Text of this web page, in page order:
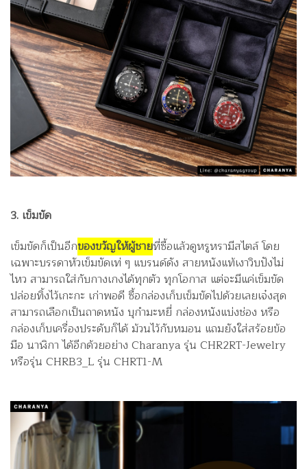
3. เข็มขัด
เข็มขัดก็เป็นอีกของขวัญให้ผู้ชายที่ซื้อแล้วดูหรูหรามีสไตล์ โดย
เฉพาะบรรดาหัวเข็มขัดเท่ ๆ แบรนด์ดัง สายหนังแท้เงาวิบปังไม่
ไหว สามารถใส่กับกางเกงได้ทุกตัว ทุกโอกาส แต่จะมีแค่เข็มขัด
ปล่อยทิ้งไว้เกะกะ เก่าพอดี ซื้อกล่องเก็บเข็มขัดไปด้วยเลยเจ๋งสุด
สามารถเลือกเป็นถาดหนัง บุกำมะหยี่ กล่องหนังแบ่งช่อง หรือ
กล่องเก็บเครื่องประดับก็ได้ ม้วนไว้กับหมอน แถมยังใส่สร้อยข้อ
มือ นาฬิกา ได้อีกด้วยอย่าง Charanya รุ่น CHR2RT-Jewelry
หรือรุ่น CHRB3_L รุ่น CHRT1-M